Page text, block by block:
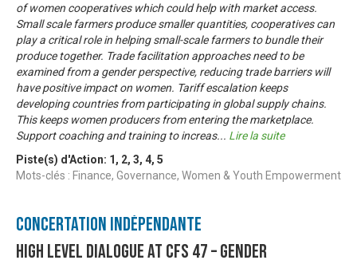
of women cooperatives which could help with market access.
Small scale farmers produce smaller quantities, cooperatives can
play a critical role in helping small-scale farmers to bundle their
produce together. Trade facilitation approaches need to be
examined from a gender perspective, reducing trade barriers will
have positive impact on women. Tariff escalation keeps
developing countries from participating in global supply chains.
This keeps women producers from entering the marketplace.
Support coaching and training to increas... Lire la suite
Piste(s) d'Action: 1 , 2, 3, 4, 5
Mots-clés : Finance, Governance, Women & Youth Empowerment
Concertation Indépendante
High Level Dialogue at CFS 47 – Gender